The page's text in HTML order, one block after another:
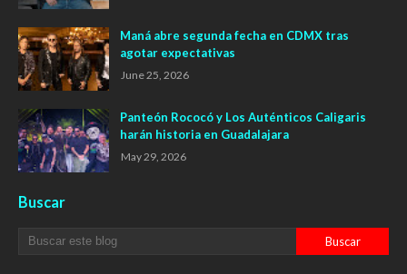
Maná abre segunda fecha en CDMX tras
agotar expectativas
June 25, 2026
Panteón Rococó y Los Auténticos Caligaris
harán historia en Guadalajara
May 29, 2026
Buscar